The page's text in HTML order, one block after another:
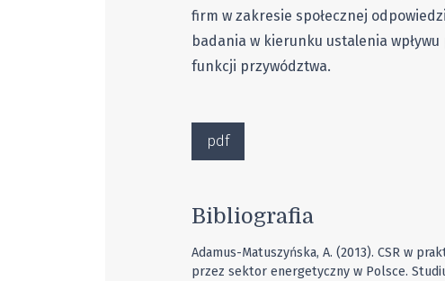
firm w zakresie społecznej
badania w kierunku ustalenia
funkcji przywództwa.
pdf
Bibliografia
Adamus-Matuszyńska, A. (2013). CSR w
przez sektor energetyczny w Polsce.